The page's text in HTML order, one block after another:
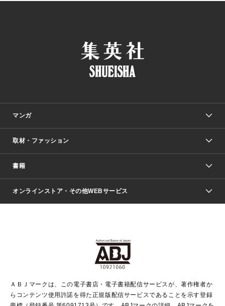
マンガ
少年マンガ
Vジャンプ
ジャンプルーキー！
ジャンプTOON
週刊ヤングジャンプ
ウルトラジャンプ
少女マンガ
リマコミ＋
月刊オフィスユー
取材・ファッション
Seventeen
LEE
芸能・情報・スポーツ
パラスポ＋！
書籍
文芸・文庫・総合
青春と読書
集英社新書
集英社新書プラス
ライトノベル・ノベライズ
集英社Webマガジン Cobalt
集英社オレンジ文庫
集英社みらい文庫
オンラインストア・その他WEBサービス
SHUEISHA MANGA-ART HERITAGE
HAPPY PLUS STORE
EDITOR'S LAB
ＡＢＪマークは、この電子書店・電子書籍配信サービスが、著作権者か
らコンテンツ使用許諾を得た正規版配信サービスであることを示す登録